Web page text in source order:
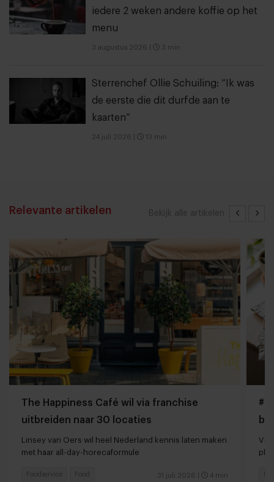
iedere 2 weken andere koffie op het
menu
3 augustus 2026 3 min
Sterrenchef Ollie Schuiling: “Ik was
de eerste die dit durfde aan te
kaarten”
24 juli 2026 13 min
Bekijk alle artikelen
Relevante artikelen
The Happiness Café wil via franchise
uitbreiden naar 30 locaties
Linsey van Oers wil heel Nederland kennis laten maken
met haar all-day-horecaformule
31 juli 2026 4 min
Foodservice Food